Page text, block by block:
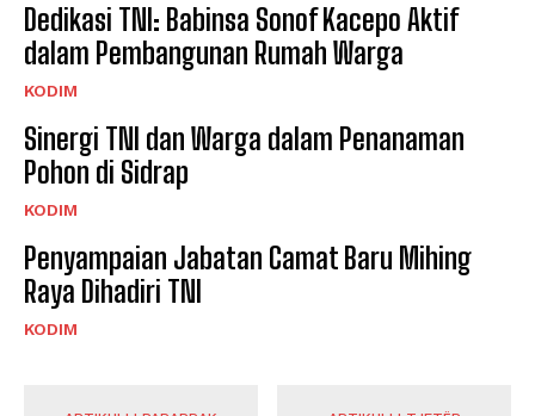
Dedikasi TNI: Babinsa Sonof Kacepo Aktif
dalam Pembangunan Rumah Warga
KODIM
Sinergi TNI dan Warga dalam Penanaman
Pohon di Sidrap
KODIM
Penyampaian Jabatan Camat Baru Mihing
Raya Dihadiri TNI
KODIM